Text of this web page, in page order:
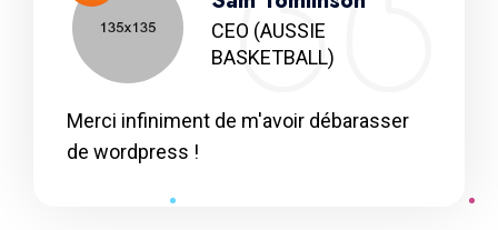
CEO (AUSSIE
BASKETBALL)
Merci infiniment de m'avoir débarasser
de wordpress !